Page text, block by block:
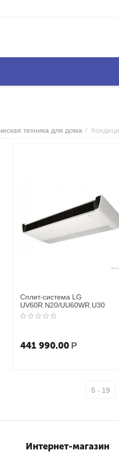
техника для дома /
Сплит-система LG
UV60R.N20/UU60WR.U30
441 990.00 Р
5 - 19
Интернет-магазин